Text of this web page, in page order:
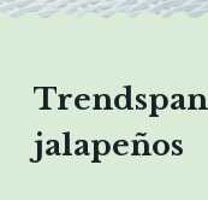
jalapeños